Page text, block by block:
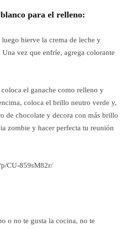
para el relleno:
hierve la crema de leche y
vez que enfríe, agrega colorante
el ganache como relleno y
coloca el brillo neutro verde y,
de chocolate y decora con más brillo
zombie y hacer perfecta tu reunión
CU-859sM82r/
o no te gusta la cocina, no te